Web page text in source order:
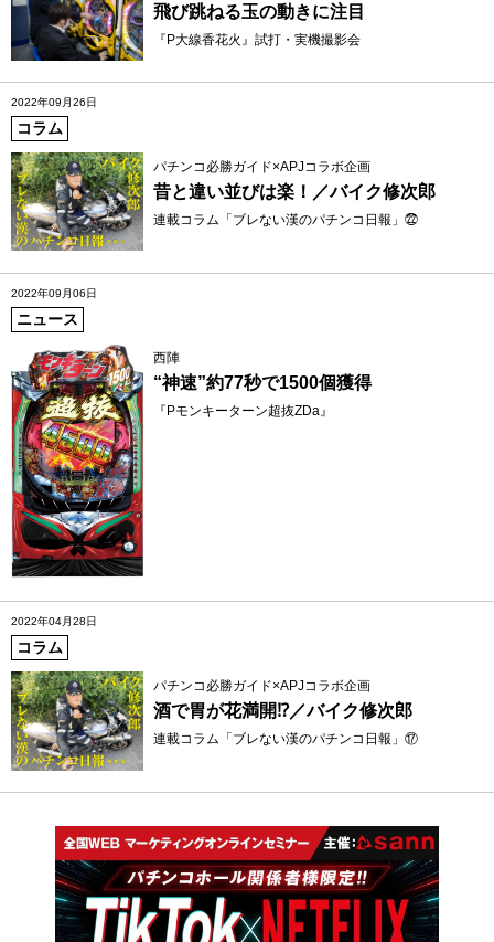
飛び跳ねる玉の動きに注目
『P大線香花火』試打・実機撮影会
2022年09月26日
コラム
パチンコ必勝ガイド×APJコラボ企画
昔と違い並びは楽！／バイク修次郎
連載コラム「ブレない漢のパチンコ日報」㉒
2022年09月06日
ニュース
西陣
“神速”約77秒で1500個獲得
『Pモンキーターン超抜ZDa』
2022年04月28日
コラム
パチンコ必勝ガイド×APJコラボ企画
酒で胃が花満開⁉️／バイク修次郎
連載コラム「ブレない漢のパチンコ日報」⑰